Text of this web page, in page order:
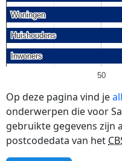
50
Woningen
Woningen
Huishoudens
Huishoudens
Inwoners
Inwoners
Op deze pagina vind je
onderwerpen die voor
gebruikte gegevens zijn
postcodedata van het